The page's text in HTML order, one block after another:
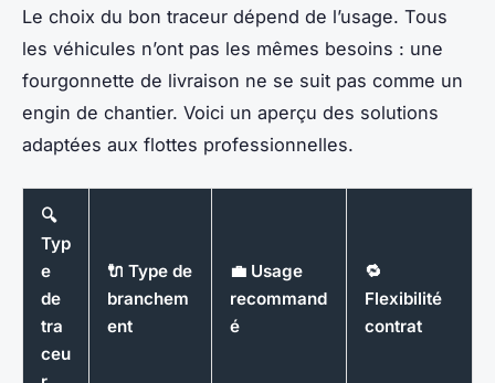
Le choix du bon traceur dépend de l’usage. Tous
les véhicules n’ont pas les mêmes besoins : une
fourgonnette de livraison ne se suit pas comme un
engin de chantier. Voici un aperçu des solutions
adaptées aux flottes professionnelles.
🔍
Typ
e
de
tra
ceu
🔌 Type de
branchem
ent
💼 Usage
recommand
é
🔁
Flexibilité
contrat